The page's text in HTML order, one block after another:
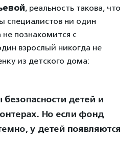
, реальность такова, что
специалистов ни один
познакомится с
взрослый никогда не
из детского дома:
детей и
Но если фонд
у детей появляются